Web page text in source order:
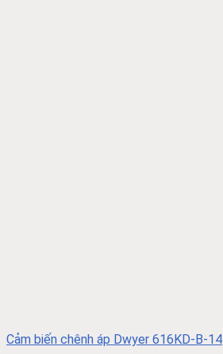
Cảm biến chênh áp Dwyer 616KD-B-14